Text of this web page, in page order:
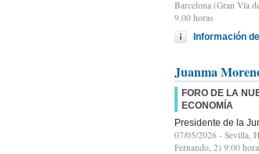
Barcelona (Gran Vía
9.00 horas
Información
Juanma
FORO DE LA
ECONOMÍA
Presidente de la
07/05/2026 - Sevilla,
Fernando, 2) 9:00